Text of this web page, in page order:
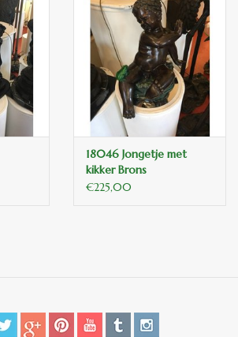
18046 Jongetje met
kikker Brons
€225,00